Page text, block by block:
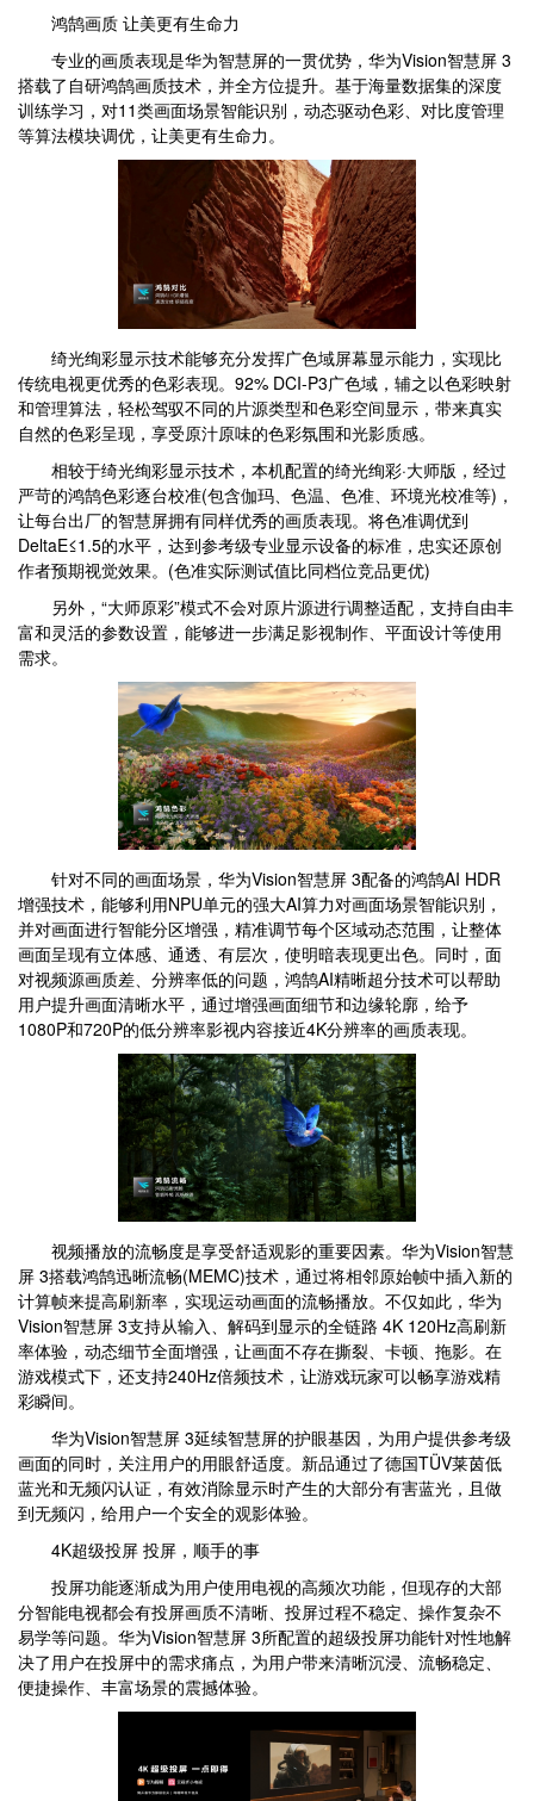
鸿鹄画质 让美更有生命力
专业的画质表现是华为智慧屏的一贯优势，华为Vision智慧屏 3
搭载了自研鸿鹄画质技术，并全方位提升。基于海量数据集的深度
训练学习，对11类画面场景智能识别，动态驱动色彩、对比度管理
等算法模块调优，让美更有生命力。
绮光绚彩显示技术能够充分发挥广色域屏幕显示能力，实现比
传统电视更优秀的色彩表现。92% DCI-P3广色域，辅之以色彩映射
和管理算法，轻松驾驭不同的片源类型和色彩空间显示，带来真实
自然的色彩呈现，享受原汁原味的色彩氛围和光影质感。
相较于绮光绚彩显示技术，本机配置的绮光绚彩·大师版，经过
严苛的鸿鹄色彩逐台校准(包含伽玛、色温、色准、环境光校准等)，
让每台出厂的智慧屏拥有同样优秀的画质表现。将色准调优到
DeltaE≤1.5的水平，达到参考级专业显示设备的标准，忠实还原创
作者预期视觉效果。(色准实际测试值比同档位竞品更优)
另外，“大师原彩”模式不会对原片源进行调整适配，支持自由丰
富和灵活的参数设置，能够进一步满足影视制作、平面设计等使用
需求。
针对不同的画面场景，华为Vision智慧屏 3配备的鸿鹄AI HDR
增强技术，能够利用NPU单元的强大AI算力对画面场景智能识别，
并对画面进行智能分区增强，精准调节每个区域动态范围，让整体
画面呈现有立体感、通透、有层次，使明暗表现更出色。同时，面
对视频源画质差、分辨率低的问题，鸿鹄AI精晰超分技术可以帮助
用户提升画面清晰水平，通过增强画面细节和边缘轮廓，给予
1080P和720P的低分辨率影视内容接近4K分辨率的画质表现。
视频播放的流畅度是享受舒适观影的重要因素。华为Vision智慧
屏 3搭载鸿鹄迅晰流畅(MEMC)技术，通过将相邻原始帧中插入新的
计算帧来提高刷新率，实现运动画面的流畅播放。不仅如此，华为
Vision智慧屏 3支持从输入、解码到显示的全链路 4K 120Hz高刷新
率体验，动态细节全面增强，让画面不存在撕裂、卡顿、拖影。在
游戏模式下，还支持240Hz倍频技术，让游戏玩家可以畅享游戏精
彩瞬间。
华为Vision智慧屏 3延续智慧屏的护眼基因，为用户提供参考级
画面的同时，关注用户的用眼舒适度。新品通过了德国TÜV莱茵低
蓝光和无频闪认证，有效消除显示时产生的大部分有害蓝光，且做
到无频闪，给用户一个安全的观影体验。
4K超级投屏 投屏，顺手的事
投屏功能逐渐成为用户使用电视的高频次功能，但现存的大部
分智能电视都会有投屏画质不清晰、投屏过程不稳定、操作复杂不
易学等问题。华为Vision智慧屏 3所配置的超级投屏功能针对性地解
决了用户在投屏中的需求痛点，为用户带来清晰沉浸、流畅稳定、
便捷操作、丰富场景的震撼体验。